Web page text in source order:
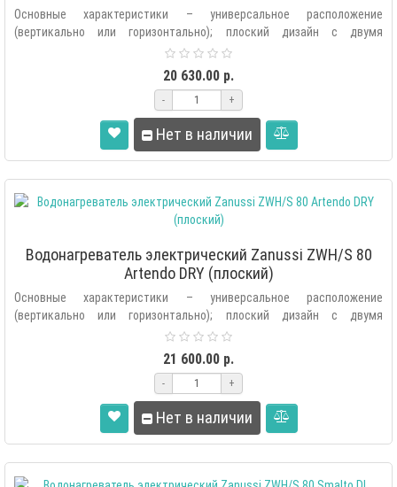
Основные характеристики – универсальное расположение
(вертикально или горизонтально); плоский дизайн с двумя
внутренними баками «Doubl..
20 630.00 р.
- +
Нет в наличии
Водонагреватель электрический Zanussi ZWH/S 80
Artendo DRY (плоский)
Основные характеристики – универсальное расположение
(вертикально или горизонтально); плоский дизайн с двумя
внутренними баками «Doubl..
21 600.00 р.
- +
Нет в наличии